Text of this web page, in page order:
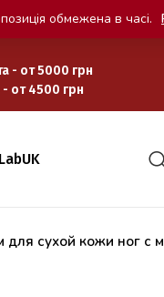
- от 5000 грн
от 4500 грн
UK
для сухой кожи ног с
обмежена в часі.